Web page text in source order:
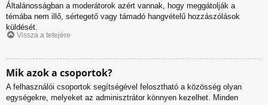
Általánosságban a moderátorok azért vannak, hogy meggátolják a
témába nem illő, sértegető vagy támadó hangvételű hozzászólások
küldését.
Vissza a tetejére
Mik azok a csoportok?
A felhasználói csoportok segítségével felosztható a közösség olyan
egységekre, melyeket az adminisztrátor könnyen kezelhet. Minden